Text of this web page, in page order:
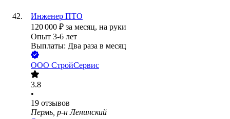
Инженер ПТО
120 000 ₽ за месяц, на руки
Опыт 3-6 лет
Выплаты: Два раза в месяц
ООО СтройСервис
3.8
•
19 отзывов
Пермь, р-н Ленинский